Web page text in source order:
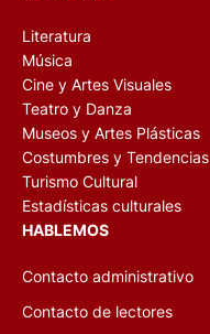
Literatura
Música
Cine y Artes Visuales
Teatro y Danza
Museos y Artes Plásticas
Costumbres y Tendencias
Turismo Cultural
Estadísticas culturales
HABLEMOS
Contacto administrativo
Contacto de lectores